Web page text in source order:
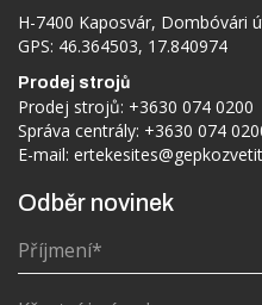
H-7400 Kaposvár, Dombóvári
GPS: 46.364503, 17.840974
Prodej strojů
Prodej strojů: +3630 074 0200
Správa centrály: +3630 074
E-mail:
Odběr novinek